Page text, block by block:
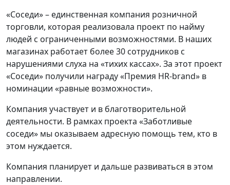
«Соседи» – единственная компания розничной
торговли, которая реализовала проект по найму
людей с ограниченными возможностями. В наших
магазинах работает более 30 сотрудников с
нарушениями слуха на «тихих кассах». За этот проект
«Соседи» получили награду «Премия HR-brand» в
номинации «равные возможности».
Компания участвует и в благотворительной
деятельности. В рамках проекта «Заботливые
соседи» мы оказываем адресную помощь тем, кто в
этом нуждается.
Компания планирует и дальше развиваться в этом
направлении.